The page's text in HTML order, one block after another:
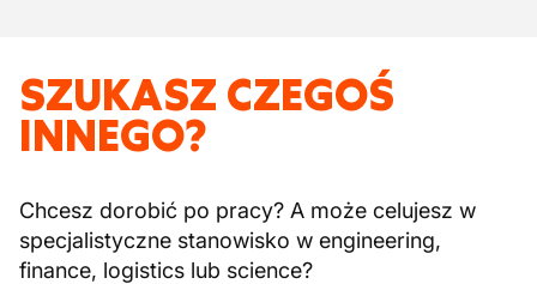
SZUKASZ CZEGOŚ
INNEGO?
Chcesz dorobić po pracy? A może celujesz w
specjalistyczne stanowisko w engineering,
finance, logistics lub science?